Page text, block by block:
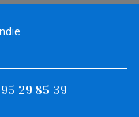
29 85 39